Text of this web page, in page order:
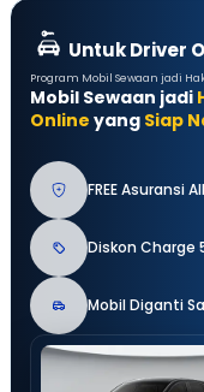
Untuk Driver
Program Mobil Sewaan jadi
Mobil Sewaan jadi
Online yang Siap
FREE Asuransi
Diskon Charge
Mobil Diganti